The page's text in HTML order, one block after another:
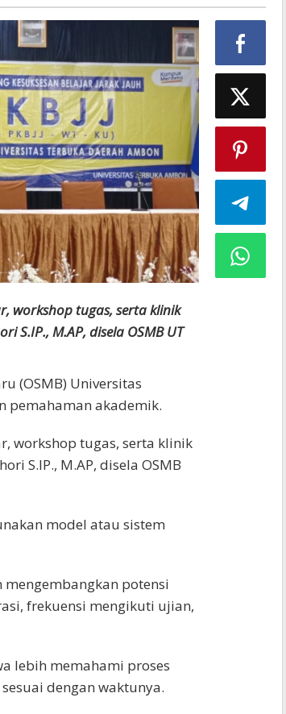
workshop tugas, serta klinik
S.IP., M.AP, disela OSMB UT
(OSMB) Universitas
pemahaman akademik.
workshop tugas, serta klinik
S.IP., M.AP, disela OSMB
model atau sistem
potensi
frekuensi mengikuti ujian,
lebih memahami proses
dengan waktunya.